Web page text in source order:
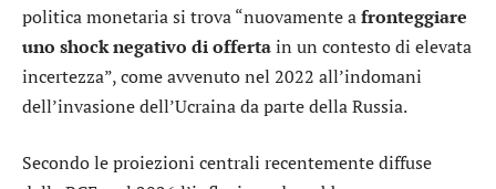
politica monetaria si trova “nuovamente afronteggiare
uno shock negativo di offertain un contesto di elevata
incertezza”, come avvenuto nel 2022 all’indomani
dell’invasione dell’Ucraina da parte della Russia.
Secondo le proiezioni centrali recentemente diffuse